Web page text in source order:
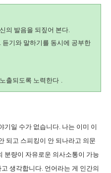
의 발음을 되짚어 본다.
. 듣기와 말하기를 동시에 공부한
출되도록 노력한다 .
기일 수가 없습니다. 나는 이미 이
되고 스피킹이 안 되나라고 의문
분량이 자유로운 의사소통이 가능
생각합니다. 언어라는 게 인간의